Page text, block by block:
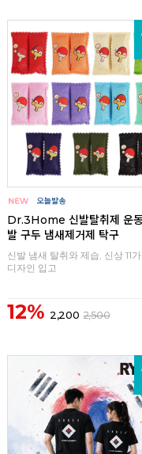
Dr.3Home 신발탈취제 운
발 구두 냄새제거제 탁구
신발 냄새 탈취와 제습, 신상 11
디자인 입고
12% 2,200 2,500